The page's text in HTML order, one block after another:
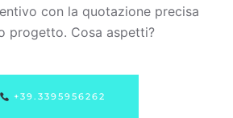
con la quotazione precisa
progetto. Cosa aspetti?
+39.3395956262